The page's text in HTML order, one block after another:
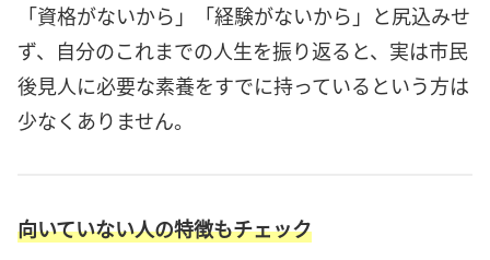
「資格がないから」「経験がないから」と尻込みせ
ず、自分のこれまでの人生を振り返ると、実は市民
後見人に必要な素養をすでに持っているという方は
少なくありません。
向いていない人の特徴もチェック